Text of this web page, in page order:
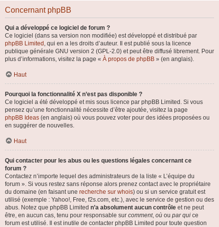
Concernant phpBB
Qui a développé ce logiciel de forum ?
Ce logiciel (dans sa version non modifiée) est développé et distribué par
phpBB Limited , qui en a les droits d’auteur. Il est publié sous la licence
publique générale GNU version 2 (GPL-2.0) et peut être diffusé librement. Pour
plus d’informations, visitez la page « À propos de phpBB » (en anglais).
Haut
Pourquoi la fonctionnalité X n’est pas disponible ?
Ce logiciel a été développé et mis sous licence par phpBB Limited. Si vous
pensez qu’une fonctionnalité nécessite d’être ajoutée, visitez la page
phpBB Ideas (en anglais) où vous pouvez voter pour des idées proposées ou
en suggérer de nouvelles.
Haut
Qui contacter pour les abus ou les questions légales concernant ce
forum ?
Contactez n’importe lequel des administrateurs de la liste « L’équipe du
forum ». Si vous restez sans réponse alors prenez contact avec le propriétaire
du domaine (en faisant une recherche sur whois) ou si un service gratuit est
utilisé (exemple : Yahoo!, Free, f2s.com, etc.), avec le service de gestion ou des
abus. Notez que phpBB Limited n’a absolument aucun contrôle et ne peut
être, en aucun cas, tenu pour responsable sur comment, où ou par qui ce
forum est utilisé. Il est inutile de contacter phpBB Limited pour toute question